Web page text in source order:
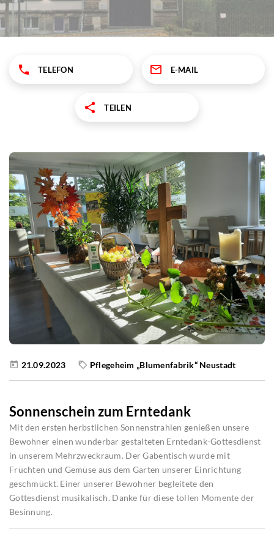
TELEFON E-MAIL
TEILEN
21.09.2023 Pflegeheim „Blumenfabrik“ Neustadt
Sonnenschein zum Erntedank
Mit den ersten herbstlichen Sonnenstrahlen genießen unsere
Bewohner einen wunderbar gestalteten Erntedank-Gottesdienst
in unserem Mehrzweckraum. Der Gabentisch wurde mit
Früchten und Gemüse aus dem Garten unserer Einrichtung
geschmückt. Einer unserer Bewohner begleitete den
Gottesdienst musikalisch. Danke für diese tollen Momente der
Besinnung.